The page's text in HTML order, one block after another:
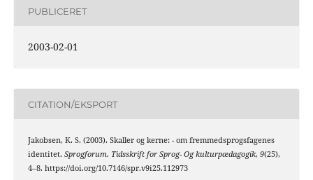
PUBLICERET
2003-02-01
CITATION/EKSPORT
Jakobsen, K. S. (2003). Skaller og kerne: - om fremmedsprogsfagenes
identitet. Sprogforum. Tidsskrift for Sprog- Og kulturpædagogik, 9(25),
4–8. https://doi.org/10.7146/spr.v9i25.112973